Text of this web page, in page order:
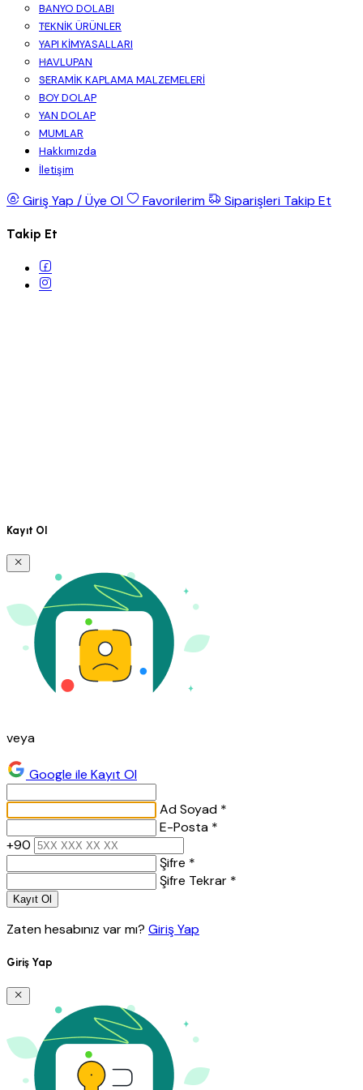
BANYO DOLABI
TEKNİK ÜRÜNLER
YAPI KİMYASALLARI
HAVLUPAN
SERAMİK KAPLAMA MALZEMELERİ
BOY DOLAP
YAN DOLAP
MUMLAR
Hakkımızda
İletişim
Giriş Yap / Üye Ol Favorilerim Siparişleri Takip Et
Takip Et
Kayıt Ol
veya
Google ile Kayıt Ol
Ad Soyad *
E-Posta *
+90
Şifre *
Şifre Tekrar *
Kayıt Ol
Zaten hesabınız var mı? Giriş Yap
Giriş Yap